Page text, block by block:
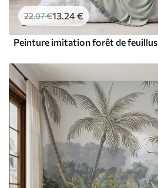
22.07€13.24€
Peinture imitation forêt de feuillus